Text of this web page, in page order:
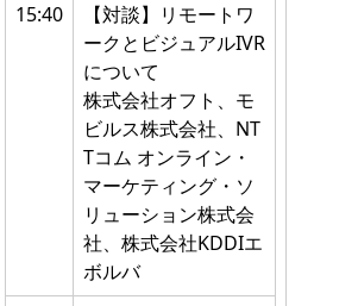
15:40
【対談】リモートワ
ークとビジュアルIVR
について
株式会社オフト、モ
ビルス株式会社、NT
Tコム オンライン・
マーケティング・ソ
リューション株式会
社、株式会社KDDIエ
ボルバ